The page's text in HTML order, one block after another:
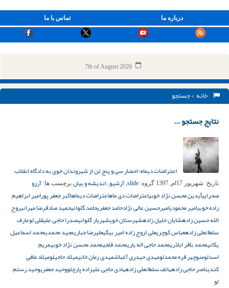
تماس با ما درباره ما
7th of August 2026
خانه > جستجو
نتایج جستجو ...
اعتراضات دیماه؛ احضار سی و پنج تن از شهروندان خوی به دادگاه انقلاب
تاریخ: شهریور 17ام, 1397 گروه: slide
, آرشیو, اندیشه و بیان برچسب ها: آرزو
صحراییآیدین محسن نژاد خوبیاعتراضات دی ماهاعتراضات دیماهاکبر جعفر پورامیر ابراهیم
زاده خوبیامیر محمودیامیرحسین عالی نژادحامد جعفریحامد گلوانیحمید صادقرضا مهرانیروح
الله حسین زادهشایان خلیل زادهشهرستان خویشهریار گلوانیصدرا حاجی علیقلی لوعارف
سلطانعلی زادهعباس کوچریعلی اروج زاده امیر بیگیعلیرضا جباریمجید محمدیمحمد اسماعیل
یکانیمحمد باقر اباذریمحمد حاجی اله یاریمحمد قلجیمحمد محسن نژاد خوبیمریم
اسدلومنوچهر قره محمدلومهدی حیدری آغباشمهدی زمان خانیمیلاد حاجیلومیلاد مافی
کندیناصر حاجی زادههاتف سلطانعلی زادههادی حاجی علیزاده پارچلووحید جعفریوحید رستم
لو